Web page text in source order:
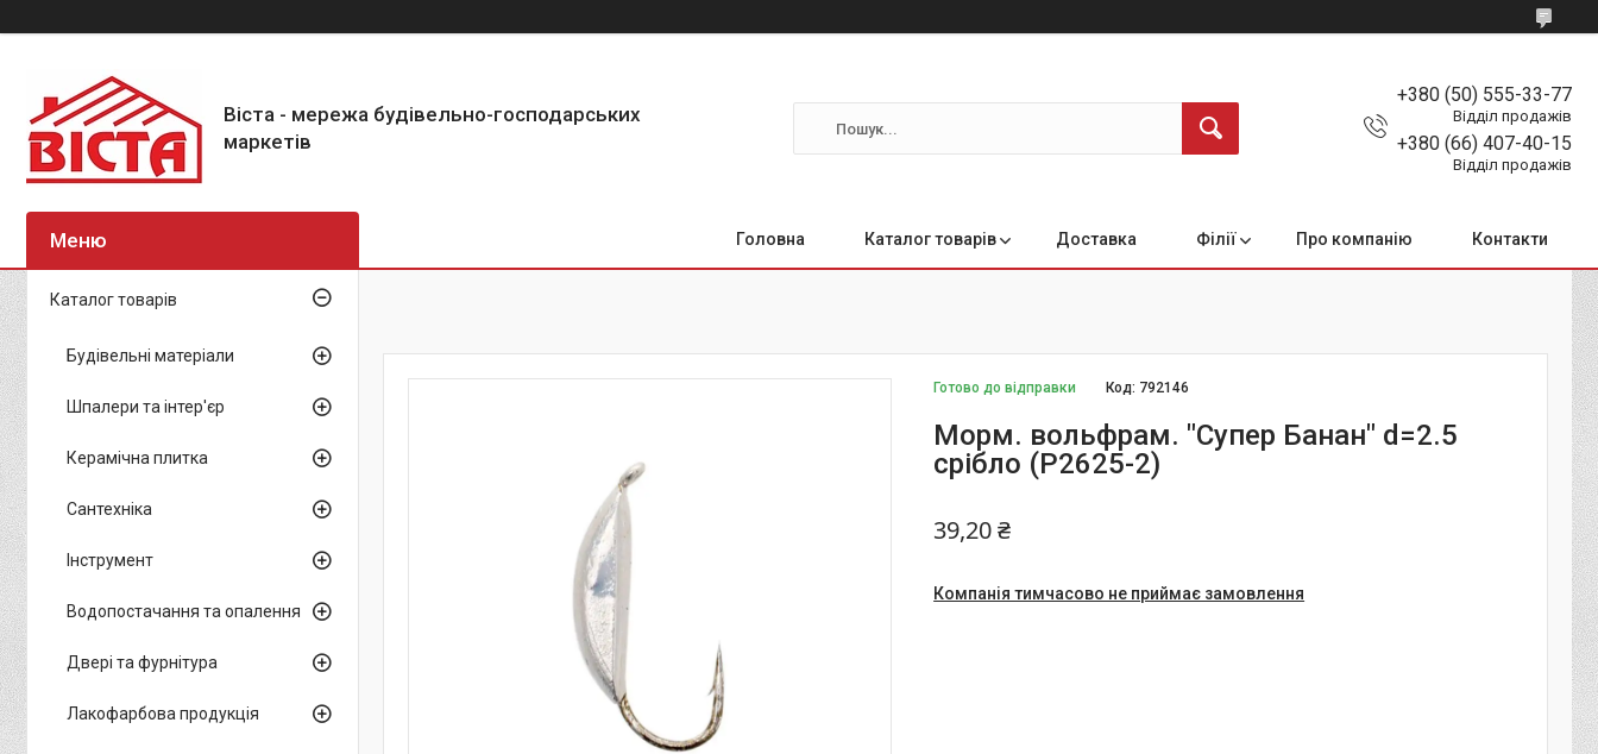
Віста - мережа будівельно-господарських
маркетів
+380 (50) 555-33-77
Відділ продажів
+380 (66) 407-40-15
Відділ продажів
Головна Каталог товарів Доставка Філії Про компанію Контакти
Готово до відправки Код: 792146
Морм. вольфрам. "Супер Банан" d=2.5
срібло (P2625-2)
39,20 ₴
Компанія тимчасово не приймає замовлення
Каталог товарів
Будівельні матеріали
Шпалери та інтер'єр
Керамічна плитка
Сантехніка
Інструмент
Водопостачання та опалення
Двері та фурнітура
Лакофарбова продукція